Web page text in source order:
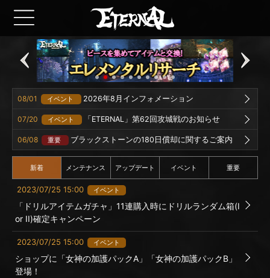
08/01 イベント 2026年8月インフォメーション
07/20 イベント 「ETERNAL」第62回攻城戦のお知らせ
06/08 重要 ブラックストーンの180日償却に関するご案内
新着 メンテナンス アップデート イベント 重要
2023/07/25 15:00 イベント
「ドリルアイテムガチャ」11連購入時にドリルランダム箱(I
or II)確定キャンペーン
2023/07/25 15:00 イベント
ショップに「女神の加護パックA」「女神の加護パックB」
登場！